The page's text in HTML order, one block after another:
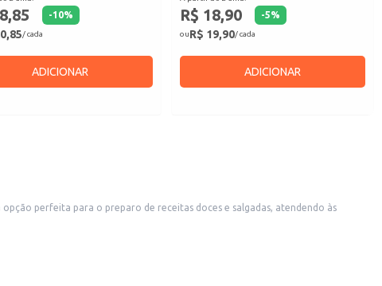
-10%
/ cada
ADICIONAR
R$ 18,90 -5%
ouR$ 19,90/ cada
ADICIONAR
perfeita para o preparo de receitas doces e salgadas, atendendo às